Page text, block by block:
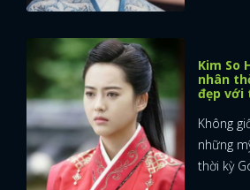
Kim So
nhân
đẹp với
Không
những
thời kỳ